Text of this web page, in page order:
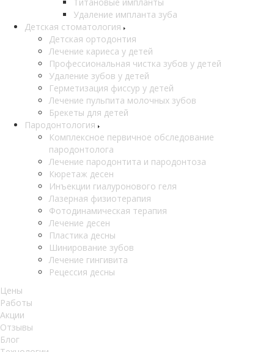
Удаление импланта зуба
Детская стоматология
Детская ортодонтия
Лечение кариеса у детей
Профессиональная чистка зубов у детей
Удаление зубов у детей
Герметизация фиссур у детей
Лечение пульпита молочных зубов
Брекеты для детей
Пародонтология
Комплексное первичное обследование
пародонтолога
Лечение пародонтита и пародонтоза
Кюретаж десен
Инъекции гиалуронового геля
Лазерная физиотерапия
Фотодинамическая терапия
Лечение десен
Пластика десны
Шинирование зубов
Лечение гингивита
Рецессия десны
Цены
Работы
Акции
Отзывы
Блог